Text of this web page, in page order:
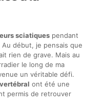
sciatiquespendant
début, je pensais que
rien de grave. Mais au
le long de ma
un véritable défi.
ont été une
permis de retrouver